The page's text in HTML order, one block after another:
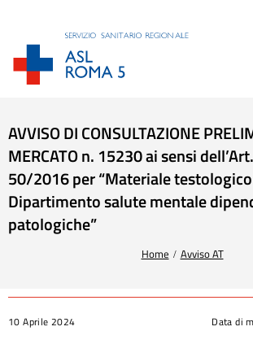
AVVISO DI CONSULTAZIONE
MERCATO n. 15230 ai sensi
50/2016 per “Materiale
Dipartimento salute mentale
patologiche”
Home Avviso AT
Data di
10 Aprile 2024